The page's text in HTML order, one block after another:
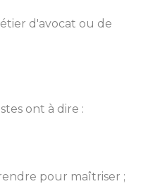
d'avocat ou de
ont à dire :
pour maîtriser ;